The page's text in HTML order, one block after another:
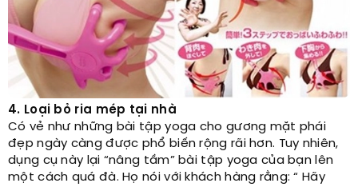
4. Loại bỏ ria mép tại nhà
Có vẻ như những bài tập yoga cho gương mặt phái
đẹp ngày càng được phổ biến rộng rãi hơn. Tuy nhiên,
dụng cụ này lại “nâng tầm” bài tập yoga của bạn lên
một cách quá đà. Họ nói với khách hàng rằng: “ Hãy